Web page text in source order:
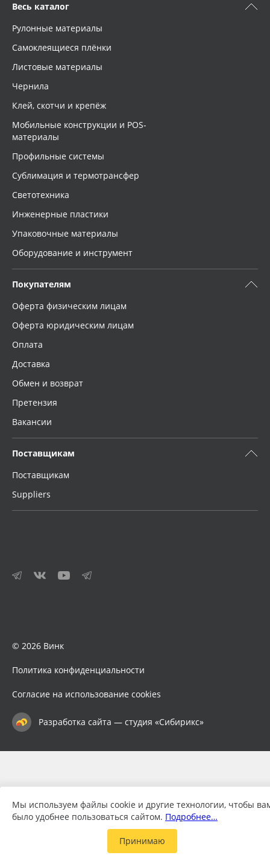
Весь каталог
Рулонные материалы
Самоклеящиеся плёнки
Листовые материалы
Чернила
Клей, скотчи и крепёж
Мобильные конструкции и POS-
материалы
Профильные системы
Сублимация и термотрансфер
Светотехника
Инженерные пластики
Упаковочные материалы
Оборудование и инструмент
Покупателям
Оферта физическим лицам
Оферта юридическим лицам
Оплата
Доставка
Обмен и возврат
Претензия
Вакансии
Поставщикам
Поставщикам
Suppliers
© 2026 Винк
Политика конфиденциальности
Согласие на использование cookies
Разработка сайта — студия «Сибирикс»
Мы используем файлы cookie и другие технологии, чтобы
было удобнее пользоваться сайтом. Подробнее…
Принимаю